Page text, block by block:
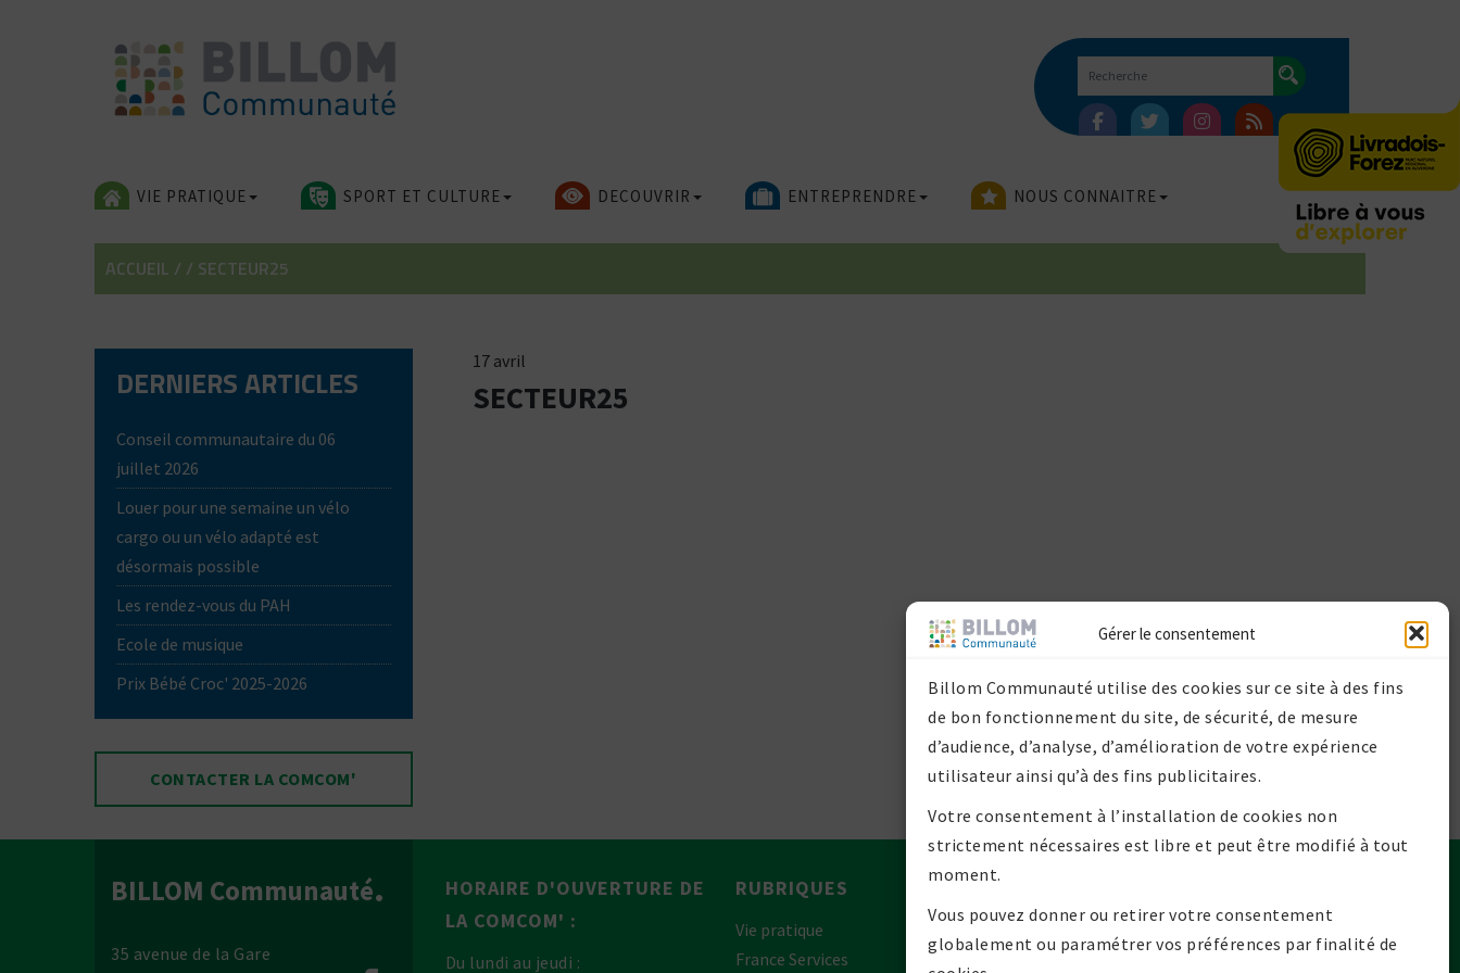
Gérer le consentement
Billom Communauté utilise des cookies sur ce site à des fins
de bon fonctionnement du site, de sécurité, de mesure
d’audience, d’analyse, d’amélioration de votre expérience
utilisateur ainsi qu’à des fins publicitaires.
Votre consentement à l’installation de cookies non
strictement nécessaires est libre et peut être modifié à tout
moment.
Vous pouvez donner ou retirer votre consentement
globalement ou paramétrer vos préférences par finalité de
VIE PRATIQUE SPORT ET CULTURE DECOUVRIR ENTREPRENDRE NOUS CONNAITRE
ACCUEIL / / SECTEUR25
DERNIERS ARTICLES
Conseil communautaire du 06
juillet 2026
Louer pour une semaine un vélo
cargo ou un vélo adapté est
désormais possible
Les rendez-vous du PAH
Ecole de musique
Prix Bébé Croc' 2025-2026
CONTACTER LA COMCOM'
17 avril
SECTEUR25
BILLOM Communauté
35 avenue de la Gare
HORAIRE D'OUVERTURE DE
LA COMCOM' :
Du lundi au jeudi :
RUBRIQUES
Vie pratique
France Services
Contact
Plan de site
Mentions légales